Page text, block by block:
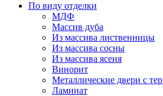
По виду отделки
МДФ
Массив дуба
Из массива лиственницы
Из массива сосны
Из массива ясеня
Винорит
Металлические двери с
Ламинат